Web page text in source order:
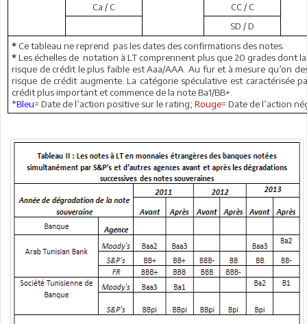
Ca / C
CC / C
SD / D
* Ce tableau ne reprend pas les dates des confirmations des notes.
*Les échelles de notation à LT comprennent plus que 20 grades dont
risque de crédit le plus faible est Aaa/AAA. Au fur et à mesure qu’on
risque de crédit augmente. La catégorie spéculative est caractérisée
crédit plus important et commence de la note Ba1/BB+.
*Bleu= Date de l’action positive sur le rating; Rouge= Date de l’action